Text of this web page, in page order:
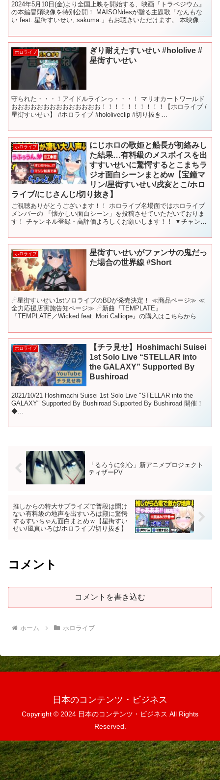
2024年5月10日(金)より全国上映を開始する、映画『トラペジウム』
の本編冒頭映像を特別公開！ MAISONdesが贈る主題歌「なんもな
い feat. 星街すいせい, sakuma.」もお聴きいただけます。 本映像を
ホロライブ
ぎり耐えたすいせい #hololive #
星街すいせい
守られた・・・！アイドルラインっ・・・！ マリオカートワールド
おおおおおおおおおおおおおお！！！！！！！！！！【ホロライブ /
星街すいせい】 #ホロライブ #hololiveclip #切り抜き
ホロライブ
にじホロの歌姫と船長が初絡みし
た結果…有料級のメスボイスを出
すすいせいに驚愕するとこまちラ
ジオ面白シーンまとめw【宝鐘マ
リン/星街すいせい/戌亥とこ/ホロ
ライブ/にじさんじ/切り抜き】
ご視聴ありがとうございます！！ ホロライブ名場面ではホロライブ
メンバーの 「懐かしい面白シーン」を投稿させていただいておりま
す！ チャンネル登録・高評価よろしくお願いします！！ ▼チャンネ
ホロライブ
星街すいせいがファンサの鬼だっ
た場合の世界線 #Short
☄星街すいせい1stソロライブのBDが発売決定！ ≪商品ページ≫ ≪
全力応援店実施告知ページ≫ ☄新曲『TEMPLATE』
『TEMPLATE／Wicked feat. Mori Calliope』の購入はこちらから
ホロライブ
【チラ見せ】Hoshimachi Suisei
1st Solo Live “STELLAR into
the GALAXY” Supported By
Bushiroad
2021/10/21 Hoshimachi Suisei 1st Solo Live "STELLAR into the
GALAXY" Supported By Bushiroad Supported By Bushiroad 開催！
◆...
「るろうに剣心」新アニメプロジェクト
ティザーPV
推しからの特大サプライズで普段は聞け
ない有料級の地声を出すいろは殿に驚愕
するすいちゃん面白まとめｗ【星街すい
せい/風真いろは/ホロライブ/切り抜き】
コメント
コメントを書き込む
ホーム ホロライブ
日本のコンテンツ・ビジネス
Copyright © 2024 日本のコンテンツ・ビジネス All Rights
Reserved.